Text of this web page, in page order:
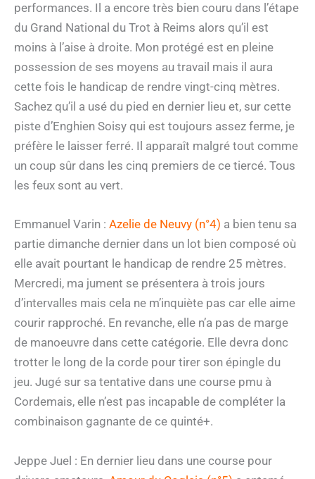
performances. Il a encore très bien couru dans l’étape
du Grand National du Trot à Reims alors qu’il est
moins à l’aise à droite. Mon protégé est en pleine
possession de ses moyens au travail mais il aura
cette fois le handicap de rendre vingt-cinq mètres.
Sachez qu’il a usé du pied en dernier lieu et, sur cette
piste d’Enghien Soisy qui est toujours assez ferme, je
préfère le laisser ferré. Il apparaît malgré tout comme
un coup sûr dans les cinq premiers de ce tiercé. Tous
les feux sont au vert.
Emmanuel Varin : Azelie de Neuvy (n°4) a bien tenu sa
partie dimanche dernier dans un lot bien composé où
elle avait pourtant le handicap de rendre 25 mètres.
Mercredi, ma jument se présentera à trois jours
d’intervalles mais cela ne m’inquiète pas car elle aime
courir rapproché. En revanche, elle n’a pas de marge
de manoeuvre dans cette catégorie. Elle devra donc
trotter le long de la corde pour tirer son épingle du
jeu. Jugé sur sa tentative dans une course pmu à
Cordemais, elle n’est pas incapable de compléter la
combinaison gagnante de ce quinté+.
Jeppe Juel : En dernier lieu dans une course pour